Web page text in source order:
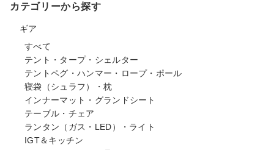
カテゴリーから探す
ギア
すべて
テント・タープ・シェルター
テントペグ・ハンマー・ロープ・ポール
寝袋（シュラフ）・枕
インナーマット・グランドシート
テーブル・チェア
ランタン（ガス・LED）・ライト
IGT＆キッチン